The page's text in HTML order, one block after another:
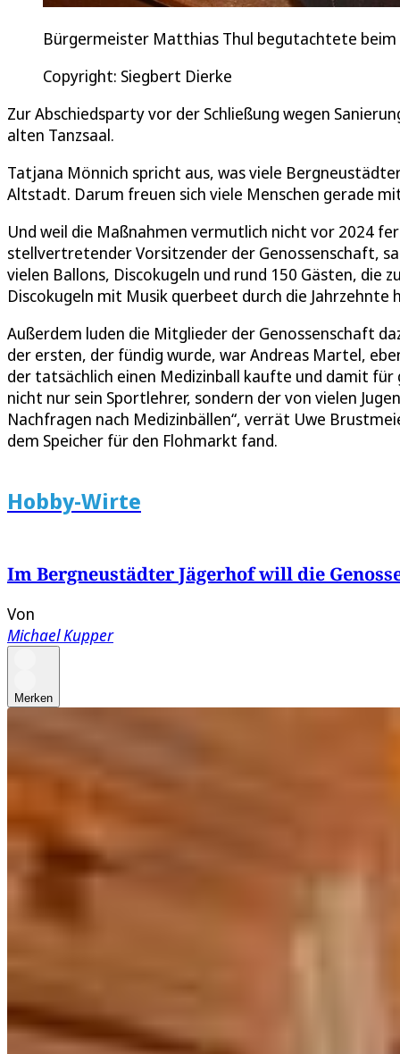
Bürgermeister Matthias Thul begutachtete beim
Copyright: Siegbert Dierke
Zur Abschiedsparty vor der Schließung wegen
alten Tanzsaal.
Tatjana Mönnich spricht aus, was viele
Altstadt. Darum freuen sich viele Menschen gerade
Und weil die Maßnahmen vermutlich nicht vor 2024
stellvertretender Vorsitzender der Genossenschaft,
vielen Ballons, Discokugeln und rund 150 Gästen, die
Discokugeln mit Musik querbeet durch die Jahrzehnte
Außerdem luden die Mitglieder der Genossenschaft
der ersten, der fündig wurde, war Andreas Martel,
der tatsächlich einen Medizinball kaufte und damit
nicht nur sein Sportlehrer, sondern der von vielen
Nachfragen nach Medizinbällen“, verrät Uwe
dem Speicher für den Flohmarkt fand.
Hobby-Wirte
Im Bergneustädter Jägerhof will die
Von
Michael Kupper
Merken